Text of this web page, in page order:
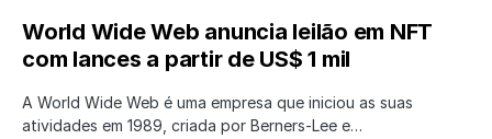
World Wide Web anuncia leilão em NFT
com lances a partir de US$ 1 mil
A World Wide Web é uma empresa que iniciou as suas
atividades em 1989, criada por Berners-Lee e…